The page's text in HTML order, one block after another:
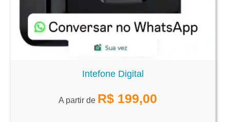
Intefone Digital
A partir de R$ 199,00